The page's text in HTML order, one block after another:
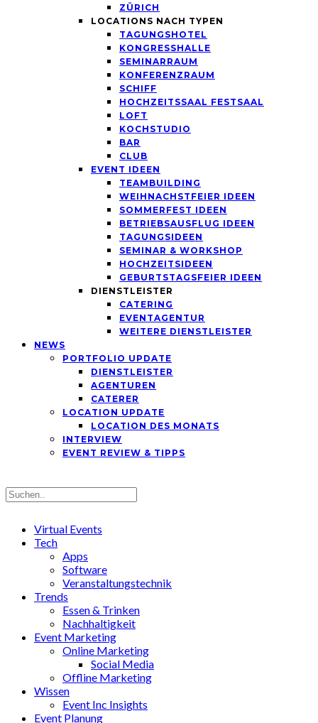
ZÜRICH
LOCATIONS NACH TYPEN
TAGUNGSHOTEL
KONGRESSHALLE
SEMINARRAUM
KONFERENZRAUM
SCHIFF
HOCHZEITSSAAL FESTSAAL
LOFT
KOCHSTUDIO
BAR
CLUB
EVENT IDEEN
TEAMBUILDING
WEIHNACHSTFEIER IDEEN
SOMMERFEST IDEEN
BETRIEBSAUSFLUG IDEEN
TAGUNGSIDEEN
SEMINAR & WORKSHOP
HOCHZEITSIDEEN
GEBURTSTAGSFEIER IDEEN
DIENSTLEISTER
CATERING
EVENTAGENTUR
WEITERE DIENSTLEISTER
NEWS
PORTFOLIO UPDATE
DIENSTLEISTER
AGENTUREN
CATERER
LOCATION UPDATE
LOCATION DES MONATS
INTERVIEW
EVENT REVIEW & TIPPS
Virtual Events
Tech
Apps
Software
Veranstaltungstechnik
Trends
Essen & Trinken
Nachhaltigkeit
Event Marketing
Online Marketing
Social Media
Offline Marketing
Wissen
Event Inc Insights
Event Planung